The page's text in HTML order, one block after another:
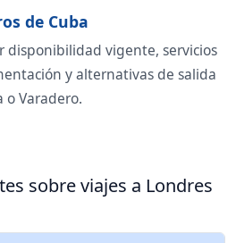
de Cuba
disponibilidad vigente, servicios
y alternativas de salida
o Varadero.
sobre viajes a Londres